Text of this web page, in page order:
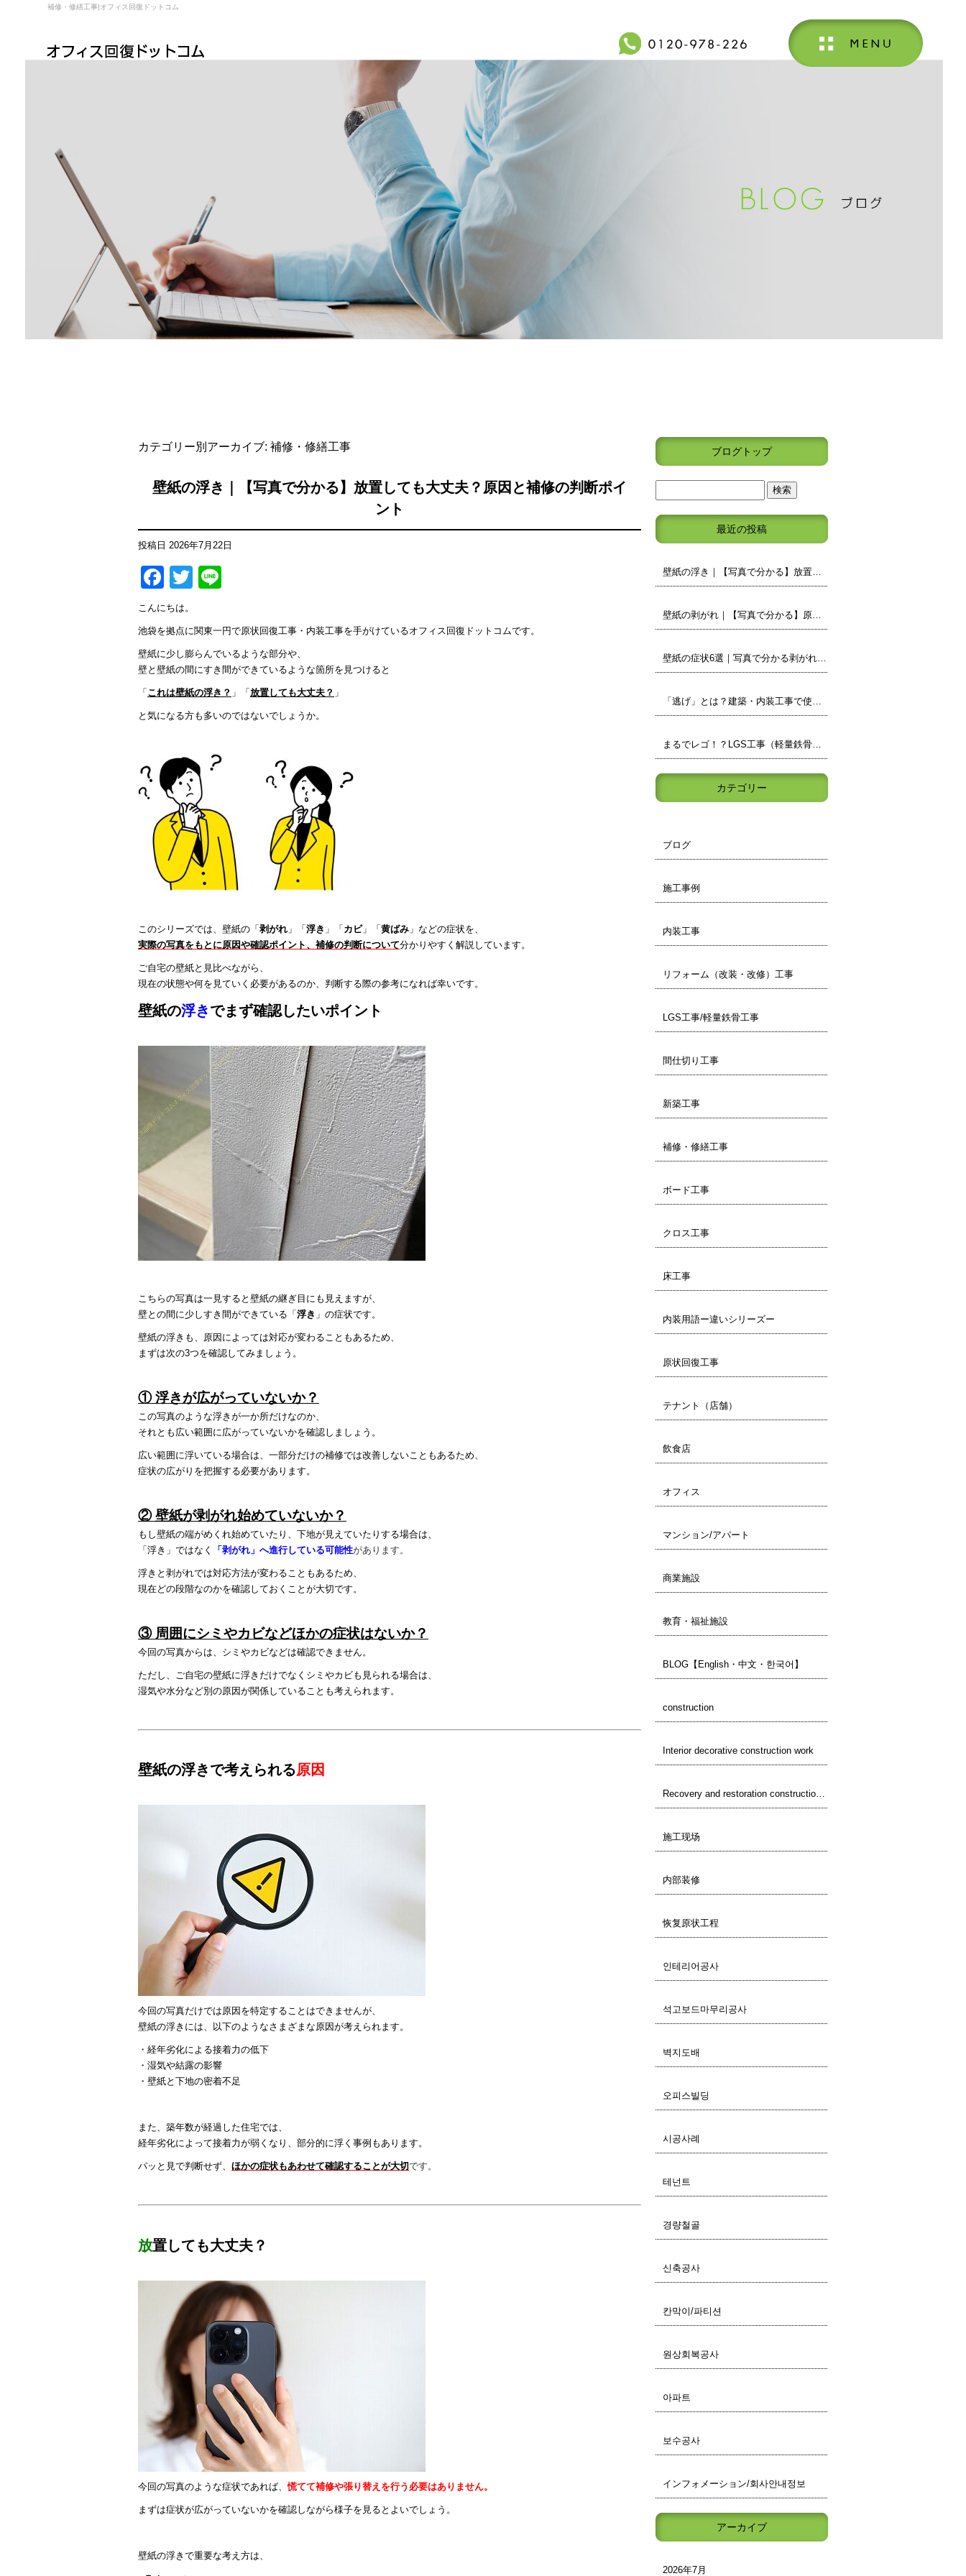
補修・修繕工事|オフィス回復ドットコム
カテゴリー別アーカイブ: 補修・修繕工事
壁紙の浮き｜【写真で分かる】放置しても大丈夫？原因と補修の判断ポイ
ント
投稿日 2026年7月22日
Facebook
Twitter
こんにちは。
池袋を拠点に関東一円で原状回復工事・内装工事を手がけているオフィス回復ドットコムです。
壁紙に少し膨らんでいるような部分や、
壁と壁紙の間にすき間ができているような箇所を見つけると
「これは壁紙の浮き？ 」「放置しても大丈夫？ 」
と気になる方も多いのではないでしょうか。
このシリーズでは、壁紙の「剥がれ 」「浮き 」「カビ」「黄ばみ 」などの症状を、
実際の写真をもとに原因や確認ポイント、補修の判断について分かりやすく解説しています。
ご自宅の壁紙と見比べながら、
現在の状態や何を見ていく必要があるのか、判断する際の参考になれば幸いです。
壁紙の浮きでまず確認したいポイント
こちらの写真は一見すると壁紙の継ぎ目にも見えますが、
壁との間に少しすき間ができている「浮き 」の症状です。
壁紙の浮きも、原因によっては対応が変わることもあるため、
まずは次の3つを確認してみましょう。
① 浮きが広がっていないか？
この写真のような浮きが一か所だけなのか、
それとも広い範囲に広がっていないかを確認しましょう。
広い範囲に浮いている場合は、一部分だけの補修では改善しないこともあるため、
症状の広がりを把握する必要があります。
② 壁紙が剥がれ始めていないか？
もし壁紙の端がめくれ始めていたり、下地が見えていたりする場合は、
「浮き」ではなく
「剥がれ」へ進行している可能性があります。
浮きと剥がれでは対応方法が変わることもあるため、
現在どの段階なのかを確認しておくことが大切です。
③ 周囲にシミやカビなどほかの症状はないか？
今回の写真からは、シミやカビなどは確認できません。
ただし、ご自宅の壁紙に浮きだけでなくシミやカビも見られる場合は、
湿気や水分など別の原因が関係していることも考えられます。
壁紙の浮きで考えられる原因
今回の写真だけでは原因を特定することはできませんが、
壁紙の浮きには、以下のようなさまざまな原因が考えられます。
・経年劣化による接着力の低下
・湿気や結露の影響
・壁紙と下地の密着不足
また、築年数が経過した住宅では、
経年劣化によって接着力が弱くなり、部分的に浮く事例もあります。
パッと見で判断せず、 ほかの症状もあわせて確認することが大切です。
放置しても大丈夫？
今回の写真のような症状であれば、慌てて補修や張り替えを行う必要はありません。
まずは症状が広がっていないかを確認しながら様子を見るとよいでしょう。
壁紙の浮きで重要な考え方は、
ブログトップ
最近の投稿
壁紙の浮き｜【写真で分かる】放置しても大丈夫？原因と補修の判断ポイント
壁紙の剥がれ｜【写真で分かる】原因と補修・張り替えの判断ポイント
壁紙の症状6選｜写真で分かる剥がれ・浮き・カビなどの見分け方
「逃げ」とは？建築・内装工事で使われる現場用語をわかりやすく解説
まるでレゴ！？LGS工事（軽量鉄骨）の壁の中身を小学生でもわかりやすく解説
カテゴリー
ブログ
施工事例
内装工事
リフォーム（改装・改修）工事
LGS工事/軽量鉄骨工事
間仕切り工事
新築工事
補修・修繕工事
ボード工事
クロス工事
床工事
内装用語ー違いシリーズー
原状回復工事
テナント（店舗）
飲食店
オフィス
マンション/アパート
商業施設
教育・福祉施設
BLOG【English・中文・한국어】
construction
Interior decorative construction work
Recovery and restoration construction work
施工现场
内部装修
恢复原状工程
인테리어공사
석고보드마무리공사
벽지도배
오피스빌딩
시공사례
테넌트
경량철골
신축공사
칸막이/파티션
원상회복공사
아파트
보수공사
インフォメーション/회사안내정보
アーカイブ
2026年7月